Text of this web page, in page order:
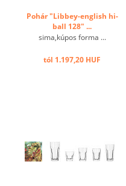
Pohár "Libbey-english hi-
ball 128" ...
sima,kúpos forma ...
tól 1.197,20 HUF